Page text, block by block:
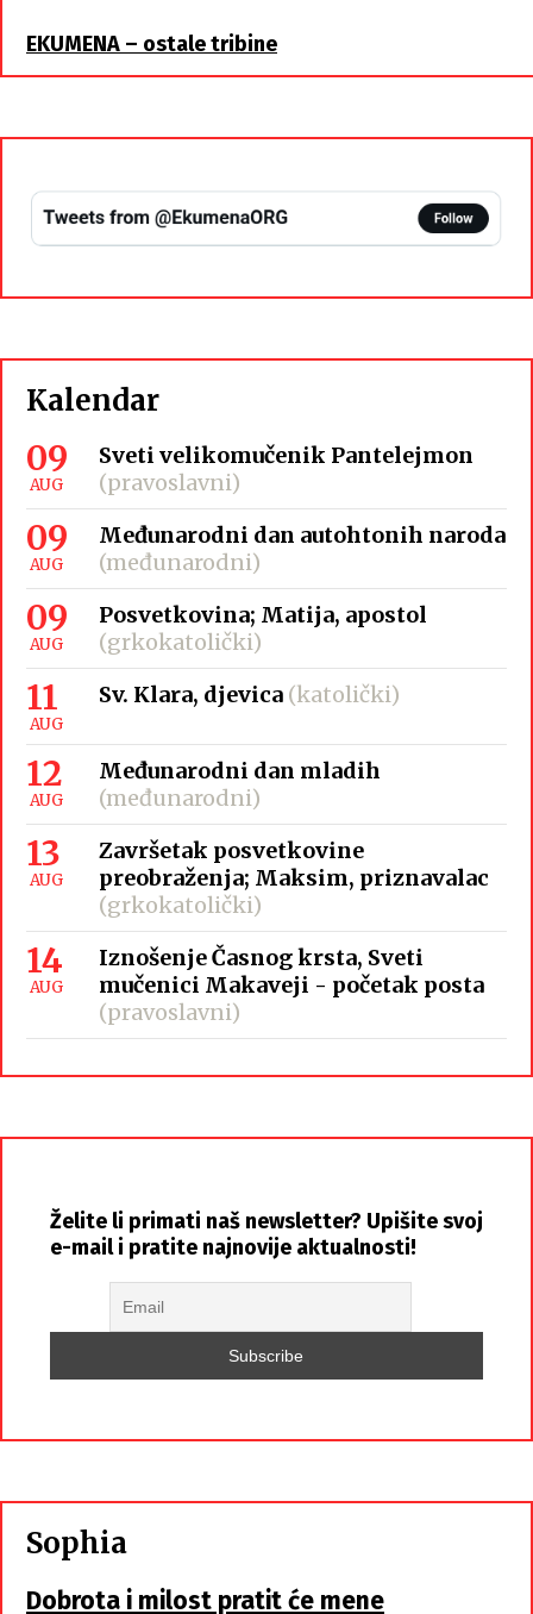
EKUMENA – ostale tribine
Kalendar
09
AUG
Sveti velikomučenik Pantelejmon
(pravoslavni)
09
AUG
Međunarodni dan autohtonih naroda
(međunarodni)
09
AUG
Posvetkovina; Matija, apostol
(grkokatolički)
11
AUG
Sv. Klara, djevica (katolički)
12
AUG
Međunarodni dan mladih
(međunarodni)
13
AUG
Završetak posvetkovine
preobraženja; Maksim, priznavalac
(grkokatolički)
14
AUG
Iznošenje Časnog krsta, Sveti
mučenici Makaveji - početak posta
(pravoslavni)
Želite li primati naš newsletter? Upišite svoj
e-mail i pratite najnovije aktualnosti!
Sophia
Dobrota i milost pratit će mene